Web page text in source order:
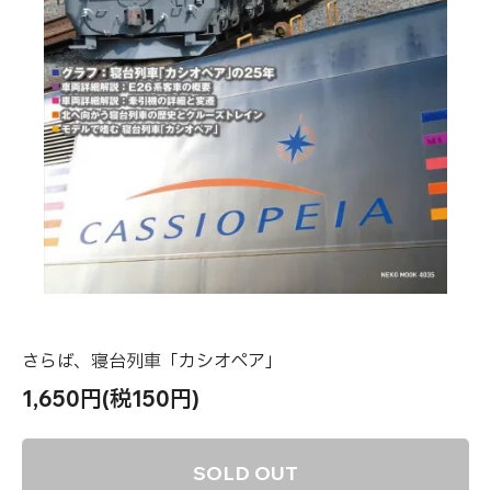
さらば、寝台列車「カシオペア」
1,650円(税150円)
SOLD OUT